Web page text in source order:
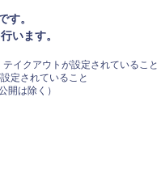
す。
います。
イクアウトが設定されていること
定されていること
開は除く）